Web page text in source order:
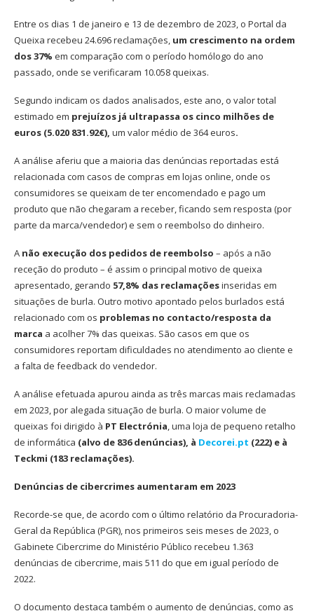
Entre os dias 1 de janeiro e 13 de dezembro de 2023, o Portal da
Queixa recebeu 24.696 reclamações, um crescimento na ordem
dos 37% em comparação com o período homólogo do ano
passado, onde se verificaram 10.058 queixas.
Segundo indicam os dados analisados, este ano, o valor total
estimado em prejuízos já ultrapassa os cinco milhões de
euros (5.020 831.92€), um valor médio de 364 euros.
A análise aferiu que a maioria das denúncias reportadas está
relacionada com casos de compras em lojas online, onde os
consumidores se queixam de ter encomendado e pago um
produto que não chegaram a receber, ficando sem resposta (por
parte da marca/vendedor) e sem o reembolso do dinheiro.
A não execução dos pedidos de reembolso – após a não
receção do produto – é assim o principal motivo de queixa
apresentado, gerando 57,8% das reclamaçõesinseridas em
situações de burla. Outro motivo apontado pelos burlados está
relacionado com os problemas no contacto/resposta da
marca a acolher 7% das queixas. São casos em que os
consumidores reportam dificuldades no atendimento ao cliente e
a falta de feedback do vendedor.
A análise efetuada apurou ainda as três marcas mais reclamadas
em 2023, por alegada situação de burla. O maior volume de
queixas foi dirigido à PT Electrónia, uma loja de pequeno retalho
de informática (alvo de 836 denúncias), à Decorei.pt (222) e à
Teckmi (183 reclamações).
Denúncias de cibercrimes aumentaram em 2023
Recorde-se que, de acordo com o último relatório da Procuradoria-
Geral da República (PGR), nos primeiros seis meses de 2023, o
Gabinete Cibercrime do Ministério Público recebeu 1.363
denúncias de cibercrime, mais 511 do que em igual período de
2022.
O documento destaca também o aumento de denúncias, como as